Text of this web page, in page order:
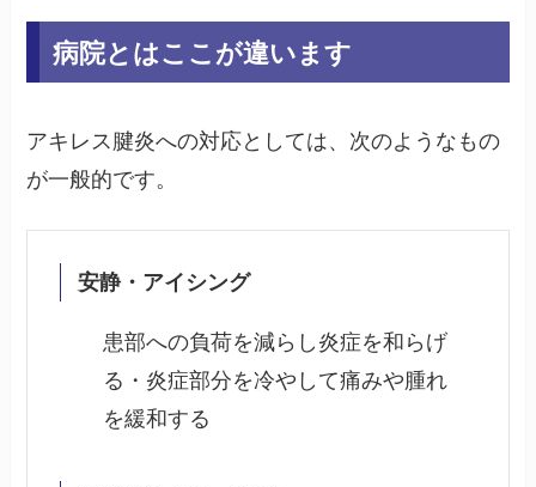
病院とはここが違います
アキレス腱炎への対応としては、次のようなもの
が一般的です。
安静・アイシング
患部への負荷を減らし炎症を和らげ
る・炎症部分を冷やして痛みや腫れ
を緩和する